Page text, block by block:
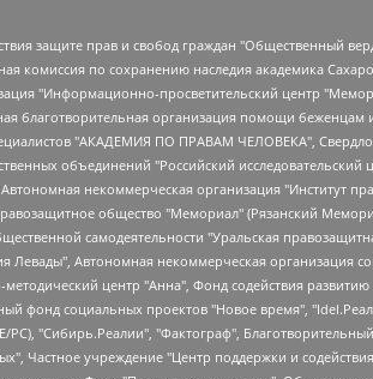
Istories fonds, зарегистрированное в Латвийской Республике (регистрационный номер 50008295751, дата регистрации 24.02.2020), Великовский Дмитрий Александрович, Долинина Ирина Николаевна, Мароховская Алеся Алексеевна, Шлейнов Роман Юрьевич, Шмагун Олеся Валентиновна, Общество с ограниченной ответственностью "Альтаир 2021", Общество с ограниченной ответственностью "Вега 2021", Общество с ограниченной ответственностью "Главный редактор 2021", Общество с ограниченной ответственностью "Ромашки монолит", Важенков Артем Валерьевич, Ивановская областная общественная организация "Центр гендерных исследований", Гурман Юрий Альбертович, Медиапроект "ОВД-Инфо", Егоров Владимир Владимирович, Жилинский Владимир Александрович, Общество с ограниченной ответственностью "ЗП", Иванова София Юрьевна, Карезина Инна Павловна, Кильтау Екатерина Викторовна, Петров Алексей Викторович, Пискунов Сергей Евгеньевич, Смирнов Сергей Сергеевич, Тихонов Михаил Сергеевич, Общество с ограниченной ответственностью "ЖУРНАЛИСТ-ИНОСТРАННЫЙ АГЕНТ", Арапова Галина Юрьевна, Вольтская Татьяна Анатольевна, Американская компания "Mason G.E.S. Anonymous Foundation" (США), являющаяся владельцем интернет-издания https://mnews.world/, Компания "Stichting Bellingcat", зарегистрированная в Нидерландах (дата регистрации 11.07.2018), Захаров Андрей Вячеславович, Клепиковская Екатерина Дмитриевна, Общество с ограниченной ответственностью "МЕМО", Перл Роман Александрович, Симонов Евгений Алексеевич, Соловьева Елена Анатольевна, Сотников Даниил Владимирович, Сурначева Елизавета Дмитриевна, Автономная некоммерческая организация по защите прав человека и информированию населения "Якутия – Наше Мнение", Общество с ограниченной ответственностью "Москоу диджитал медиа", с 26.01.2023 Общество с ограниченной ответственностью "Чайка Белые сады", Ветошкина Валерия Валерьевна, Заговора Максим Александрович, Межрегиональное общественное движение "Российская ЛГБТ - сеть", Оленичев Максим Владимирович, Павлов Иван Юрьевич, Скворцова Елена Сергеевна, Общество с ограниченной ответственностью "Как бы инагент", Кочетков Игорь Викторович, Общество с ограниченной ответственностью "Честные выборы", Еланчик Олег Александрович, Общество с ограниченной ответственностью "Нобелевский призыв", Гималова